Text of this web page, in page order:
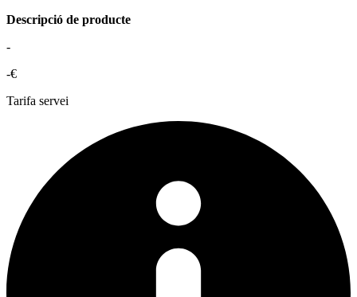
Descripció de producte
-
-€
Tarifa servei